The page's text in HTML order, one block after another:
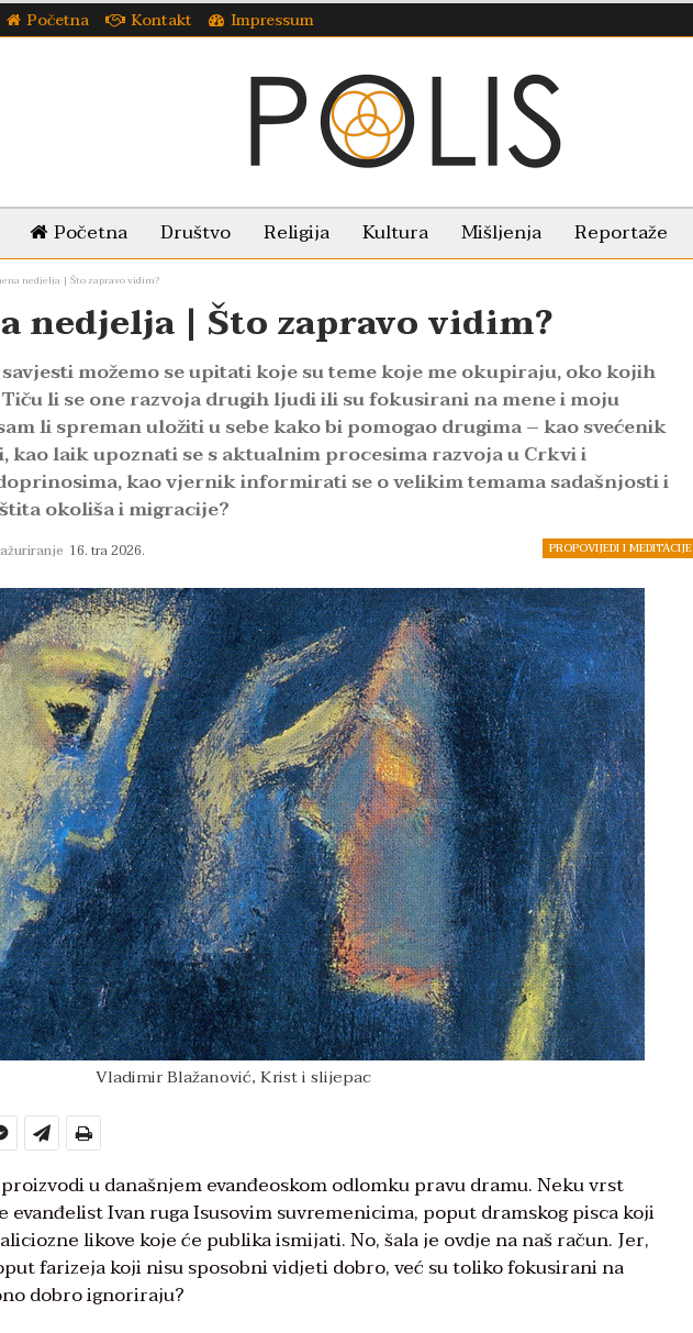
Početna Kontakt Impressum
Početna Društvo Religija Kultura Mišljenja Reportaže
nedjelja | Što zapravo vidim?
nedjelja | Što zapravo vidim?
možemo se upitati koje su teme koje me okupiraju, oko kojih
Tiču li se one razvoja drugih ljudi ili su fokusirani na mene i moju
li spreman uložiti u sebe kako bi pomogao drugima – kao svećenik
laik upoznati se s aktualnim procesima razvoja u Crkvi i
kao vjernik informirati se o velikim temama sadašnjosti i
okoliša i migracije?
PROPOVIJEDI I MEDITACIJE
16. tra 2026.
Vladimir Blažanović, Krist i slijepac
u današnjem evanđeoskom odlomku pravu dramu. Neku vrst
evanđelist Ivan ruga Isusovim suvremenicima, poput dramskog pisca koji
likove koje će publika ismijati. No, šala je ovdje na naš račun. Jer,
farizeja koji nisu sposobni vidjeti dobro, već su toliko fokusirani na
dobro ignoriraju?